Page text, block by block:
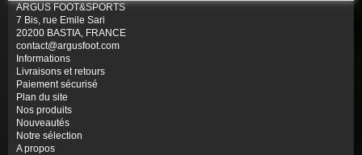
ARGUS FOOT&SPORTS
7 Bis, rue Emile Sari
20200 BASTIA, FRANCE
contact@argusfoot.com
Informations
Livraisons et retours
Paiement sécurisé
Plan du site
Nos produits
Nouveautés
Notre sélection
A propos